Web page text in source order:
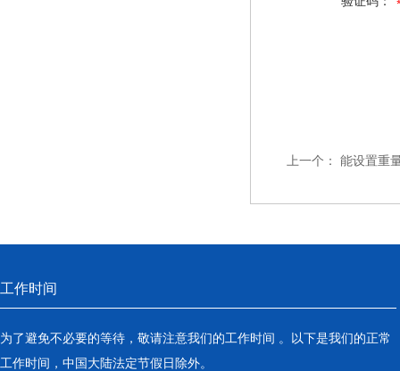
上一个： 能设置重
工作时间
为了避免不必要的等待，敬请注意我们的工作时间 。以下是我们的正常
工作时间，中国大陆法定节假日除外。